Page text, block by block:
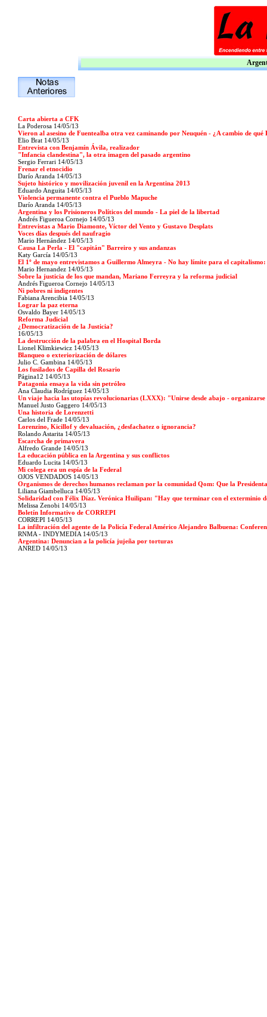
Carta abierta a CFK
La Poderosa 14/05/13
Vieron al asesino de Fuentealba otra vez caminando por Neuquén - ¿A cambio de qué
Elio Brat 14/05/13
Entrevista con Benjamín Ávila, realizador
"Infancia clandestina", la otra imagen del pasado argentino
Sergio Ferrari 14/05/13
Frenar el etnocidio
Darío Aranda 14/05/13
Sujeto histórico y movilización juvenil en la Argentina 2013
Eduardo Anguita 14/05/13
Violencia permanente contra el Pueblo Mapuche
Darío Aranda 14/05/13
Argentina y los Prisioneros Políticos del mundo - La piel de la libertad
Andrés Figueroa Cornejo 14/05/13
Entrevistas a Mario Diamonte, Víctor del Vento y Gustavo Desplats
Voces días después del naufragio
Mario Hernández 14/05/13
Causa La Perla - El "capitán" Barreiro y sus andanzas
Katy García 14/05/13
El 1º de mayo entrevistamos a Guillermo Almeyra - No hay límite para el
Mario Hernandez 14/05/13
Sobre la justicia de los que mandan, Mariano Ferreyra y la reforma judicial
Andrés Figueroa Cornejo 14/05/13
Ni pobres ni indigentes
Fabiana Arencibia 14/05/13
Lograr la paz eterna
Osvaldo Bayer 14/05/13
Reforma Judicial
¿Democratización de la Justicia?
16/05/13
La destrucción de la palabra en el Hospital Borda
Lionel Klimkiewicz 14/05/13
Blanqueo o exteriorización de dólares
Julio C. Gambina 14/05/13
Los fusilados de Capilla del Rosario
Página12 14/05/13
Patagonia ensaya la vida sin petróleo
Ana Claudia Rodríguez 14/05/13
Un viaje hacia las utopías revolucionarias (LXXX): "Unirse desde abajo -
Manuel Justo Gaggero 14/05/13
Una historia de Lorenzetti
Carlos del Frade 14/05/13
Lorenzino, Kicillof y devaluación, ¿desfachatez o ignorancia?
Rolando Astarita 14/05/13
Escarcha de primavera
Alfredo Grande 14/05/13
La educación pública en la Argentina y sus conflictos
Eduardo Lucita 14/05/13
Mi colega era un espía de la Federal
OJOS VENDADOS 14/05/13
Organismos de derechos humanos reclaman por la comunidad Qom: Que la
Liliana Giambelluca 14/05/13
Solidaridad con Félix Díaz. Verónica Huilipan: "Hay que terminar con el exterminio
Melissa Zenobi 14/05/13
Boletín Informativo de CORREPI
CORREPI 14/05/13
La infiltración del agente de la Policía Federal Américo Alejandro Balbuena:
RNMA - INDYMEDIA 14/05/13
Argentina: Denuncian a la policía jujeña por torturas
ANRED 14/05/13